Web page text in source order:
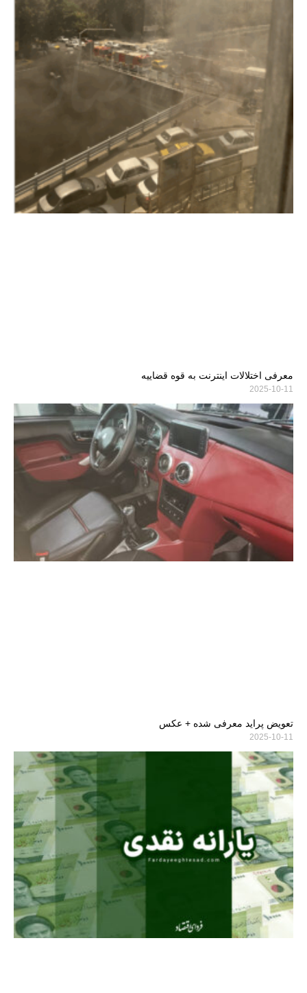
معرفی اختلالات اینترنت به قوه قضاییه
2025-10-11
تعویض پراید معرفی شده + عکس
2025-10-11